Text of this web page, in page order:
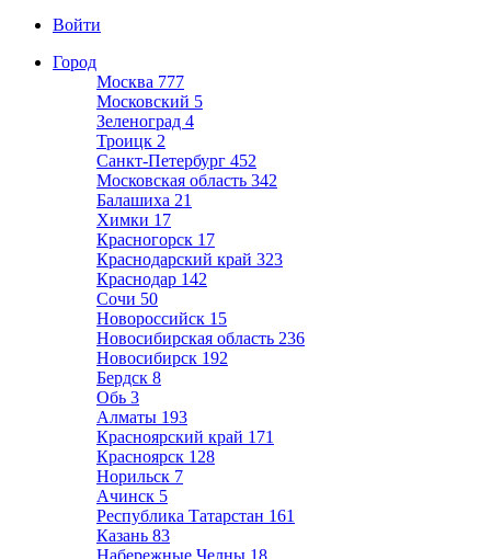
Войти
Город
Москва 777
Московский 5
Зеленоград 4
Троицк 2
Санкт-Петербург 452
Московская область 342
Балашиха 21
Химки 17
Красногорск 17
Краснодарский край 323
Краснодар 142
Сочи 50
Новороссийск 15
Новосибирская область 236
Новосибирск 192
Бердск 8
Обь 3
Алматы 193
Красноярский край 171
Красноярск 128
Норильск 7
Ачинск 5
Республика Татарстан 161
Казань 83
Набережные Челны 18